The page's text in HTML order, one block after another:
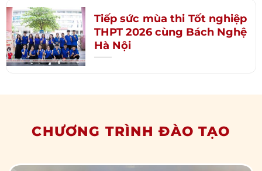
Tiếp sức mùa thi Tốt nghiệp
THPT 2026 cùng Bách Nghệ
Hà Nội
CHƯƠNG TRÌNH ĐÀO TẠO